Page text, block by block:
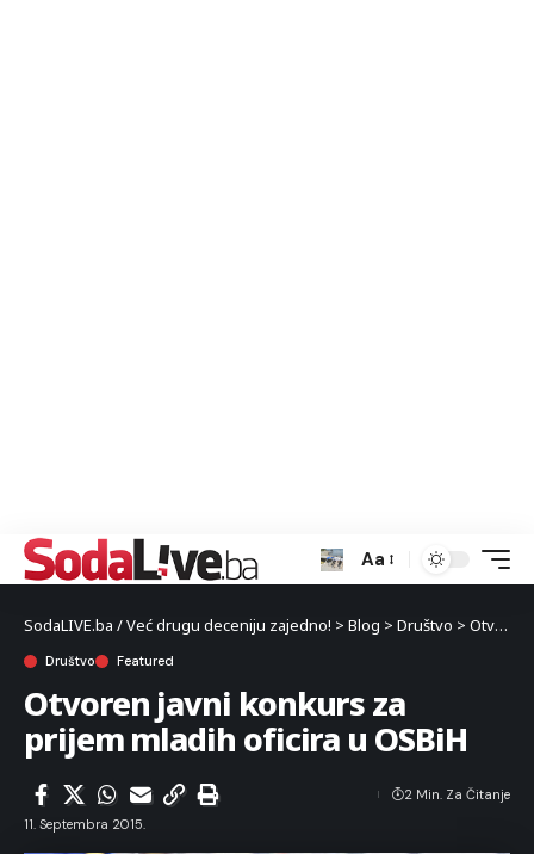
Aa
SodaLIVE.ba / Već drugu deceniju zajedno! > Blog > Društvo > Otvoren javni konkurs za prijem mladih oficira u OSBiH
Društvo Featured
Otvoren javni konkurs za
prijem mladih oficira u OSBiH
11. Septembra 2015.
2 Min. Za Čitanje